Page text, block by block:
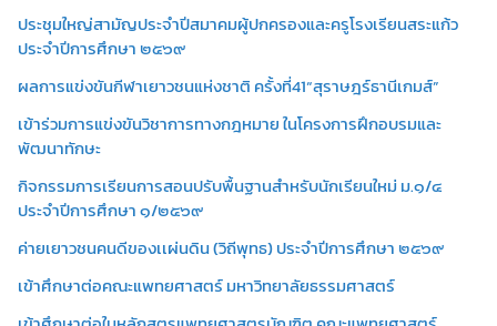
ประชุมใหญ่สามัญประจำปีสมาคมผู้ปกครองและครูโรงเรียนสระแก้ว
ประจำปีการศึกษา ๒๕๖๙
ผลการแข่งขันกีฬาเยาวชนแห่งชาติ ครั้งที่41“สุราษฎร์ธานีเกมส์”
เข้าร่วมการแข่งขันวิชาการทางกฎหมาย ในโครงการฝึกอบรมและ
พัฒนาทักษะ
กิจกรรมการเรียนการสอนปรับพื้นฐานสำหรับนักเรียนใหม่ ม.๑/๔
ประจำปีการศึกษา ๑/๒๕๖๙
ค่ายเยาวชนคนดีของเเผ่นดิน (วิถีพุทธ) ประจำปีการศึกษา ๒๕๖๙
เข้าศึกษาต่อคณะแพทยศาสตร์ มหาวิทยาลัยธรรมศาสตร์